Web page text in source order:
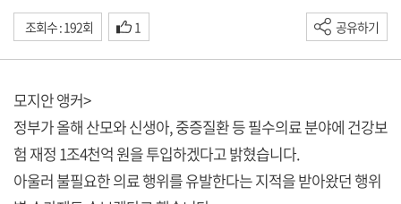
조회수 : 192회 1 공유하기
모지안 앵커>
정부가 올해 산모와 신생아, 중증질환 등 필수의료 분야에 건강보
험 재정 1조4천억 원을 투입하겠다고 밝혔습니다.
아울러 불필요한 의료 행위를 유발한다는 지적을 받아왔던 행위